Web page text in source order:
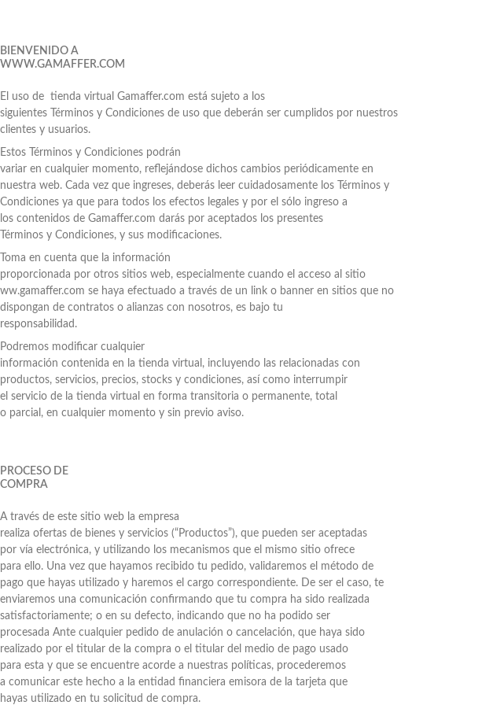
BIENVENIDO A
WWW.GAMAFFER.COM
El uso de tienda virtual Gamaffer.com está sujeto a los
siguientes Términos y Condiciones de uso que deberán ser cumplidos por nuestros
clientes y usuarios.
Estos Términos y Condiciones podrán
variar en cualquier momento, reflejándose dichos cambios periódicamente en
nuestra web. Cada vez que ingreses, deberás leer cuidadosamente los Términos y
Condiciones ya que para todos los efectos legales y por el sólo ingreso a
los contenidos de Gamaffer.com darás por aceptados los presentes
Términos y Condiciones, y sus modificaciones.
Toma en cuenta que la información
proporcionada por otros sitios web, especialmente cuando el acceso al sitio
ww.gamaffer.com se haya efectuado a través de un link o banner en sitios que no
dispongan de contratos o alianzas con nosotros, es bajo tu
responsabilidad.
Podremos modificar cualquier
información contenida en la tienda virtual, incluyendo las relacionadas con
productos, servicios, precios, stocks y condiciones, así como interrumpir
el servicio de la tienda virtual en forma transitoria o permanente, total
o parcial, en cualquier momento y sin previo aviso.
PROCESO DE
COMPRA
A través de este sitio web la empresa
realiza ofertas de bienes y servicios (“Productos”), que pueden ser aceptadas
por vía electrónica, y utilizando los mecanismos que el mismo sitio ofrece
para ello. Una vez que hayamos recibido tu pedido, validaremos el método de
pago que hayas utilizado y haremos el cargo correspondiente. De ser el caso, te
enviaremos una comunicación confirmando que tu compra ha sido realizada
satisfactoriamente; o en su defecto, indicando que no ha podido ser
procesada Ante cualquier pedido de anulación o cancelación, que haya sido
realizado por el titular de la compra o el titular del medio de pago usado
para esta y que se encuentre acorde a nuestras políticas, procederemos
a comunicar este hecho a la entidad financiera emisora de la tarjeta que
hayas utilizado en tu solicitud de compra.